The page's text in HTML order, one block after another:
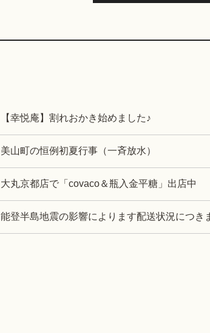
【幸悦庵】割れおかき始めました♪
美山町の恒例初夏行事（一斉放水）
大丸京都店で「covaco＆瓶入金平糖」出店中
能登半島地震の影響によります配送状況につき